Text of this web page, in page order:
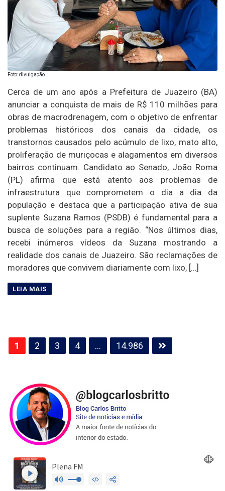
Foto: divulgação
Cerca de um ano após a Prefeitura de Juazeiro (BA)
anunciar a conquista de mais de R$ 110 milhões para
obras de macrodrenagem, com o objetivo de enfrentar
problemas históricos dos canais da cidade, os
transtornos causados pelo acúmulo de lixo, mato alto,
proliferação de muriçocas e alagamentos em diversos
bairros continuam. Candidato ao Senado, João Roma
(PL) afirma que está atento aos problemas de
infraestrutura que comprometem o dia a dia da
população e destaca que a participação ativa de sua
suplente Suzana Ramos (PSDB) é fundamental para a
busca de soluções para a região. “Nos últimos dias,
recebi inúmeros vídeos da Suzana mostrando a
realidade dos canais de Juazeiro. São reclamações de
moradores que convivem diariamente com lixo, […]
Paginação
de
1 2 3 4 … 14.986